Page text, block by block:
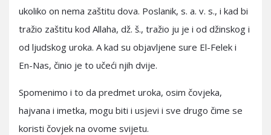
ukoliko on nema zaštitu dova. Poslanik, s. a. v. s., i kad bi
tražio zaštitu kod Allaha, dž. š., tražio ju je i od džinskog i
od ljudskog uroka. A kad su objavljene sure El-Felek i
En-Nas, činio je to učeći njih dvije.
Spomenimo i to da predmet uroka, osim čovjeka,
hajvana i imetka, mogu biti i usjevi i sve drugo čime se
koristi čovjek na ovome svijetu.